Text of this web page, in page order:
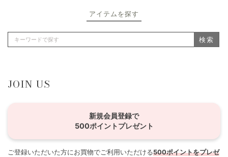
アイテムを探す
検索
JOIN US
新規会員登録で
500ポイントプレゼント
ご登録いただいた方にお買物でご利用いただける500ポイントをプレゼ